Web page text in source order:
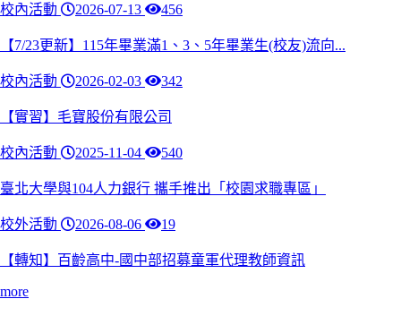
校內活動 2026-07-13 456
【7/23更新】115年畢業滿1、3、5年畢業生(校友)流向...
校內活動 2026-02-03 342
【實習】毛寶股份有限公司
校內活動 2025-11-04 540
臺北大學與104人力銀行 攜手推出「校園求職專區」
校外活動 2026-08-06 19
【轉知】百齡高中-國中部招募童軍代理教師資訊
more